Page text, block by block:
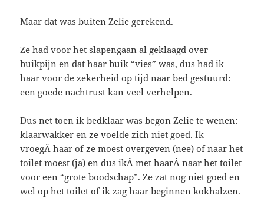
Maar dat was buiten Zelie gerekend.
Ze had voor het slapengaan al geklaagd over
buikpijn en dat haar buik “vies” was, dus had ik
haar voor de zekerheid op tijd naar bed gestuurd:
een goede nachtrust kan veel verhelpen.
Dus net toen ik bedklaar was begon Zelie te wenen:
klaarwakker en ze voelde zich niet goed. Ik
vroegÂ haar of ze moest overgeven (nee) of naar het
toilet moest (ja) en dus ikÂ met haarÂ naar het toilet
voor een “grote boodschap”. Ze zat nog niet goed en
wel op het toilet of ik zag haar beginnen kokhalzen.